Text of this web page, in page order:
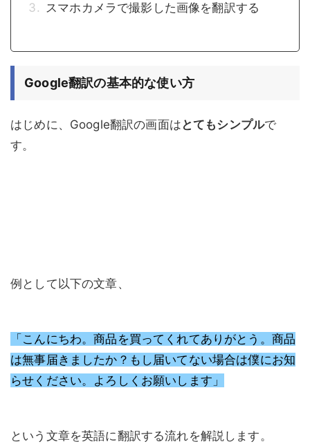
スマホカメラで撮影した画像を翻訳する
Google翻訳の基本的な使い方
はじめに、Google翻訳の画面は とてもシンプルで
す。
例として以下の文章、
「こんにちわ。商品を買ってくれてありがとう。商品
は無事届きましたか？もし届いてない場合は僕にお知
らせください。よろしくお願いします」
という文章を英語に翻訳する流れを解説します。